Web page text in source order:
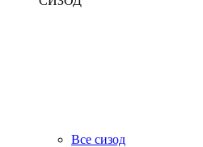
Все сизод